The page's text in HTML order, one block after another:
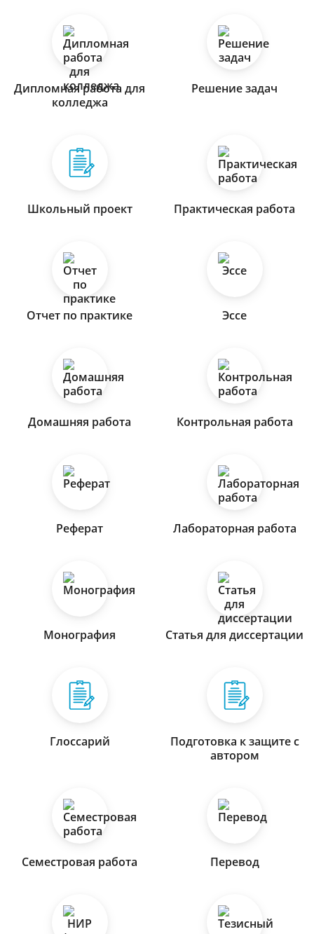
Дипломная работа для
колледжа
Решение задач
Школьный проект Практическая работа
Отчет по практике Эссе
Домашняя работа Контрольная работа
Реферат Лабораторная работа
Монография Статья для диссертации
Глоссарий
Подготовка к защите с
автором
Семестровая работа Перевод